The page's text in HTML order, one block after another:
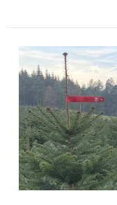
Herr
der
Tannen